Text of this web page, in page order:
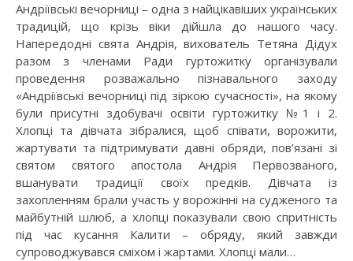
Андріївські вечорниці – одна з найцікавіших українських
традицій, що крізь віки дійшла до нашого часу.
Напередодні свята Андрія, вихователь Тетяна Дідух
разом з членами Ради гуртожитку організували
проведення розважально пізнавального заходу
«Андріївські вечорниці під зіркою сучасності», на якому
були присутні здобувачі освіти гуртожитку №1 і 2.
Хлопці та дівчата зібралися, щоб співати, ворожити,
жартувати та підтримувати давні обряди, пов’язані зі
святом святого апостола Андрія Первозваного,
вшанувати традиції своїх предків. Дівчата із
захопленням брали участь у ворожінні на судженого та
майбутній шлюб, а хлопці показували свою спритність
під час кусання Калити – обряду, який завжди
супроводжувався сміхом і жартами. Хлопці мали…